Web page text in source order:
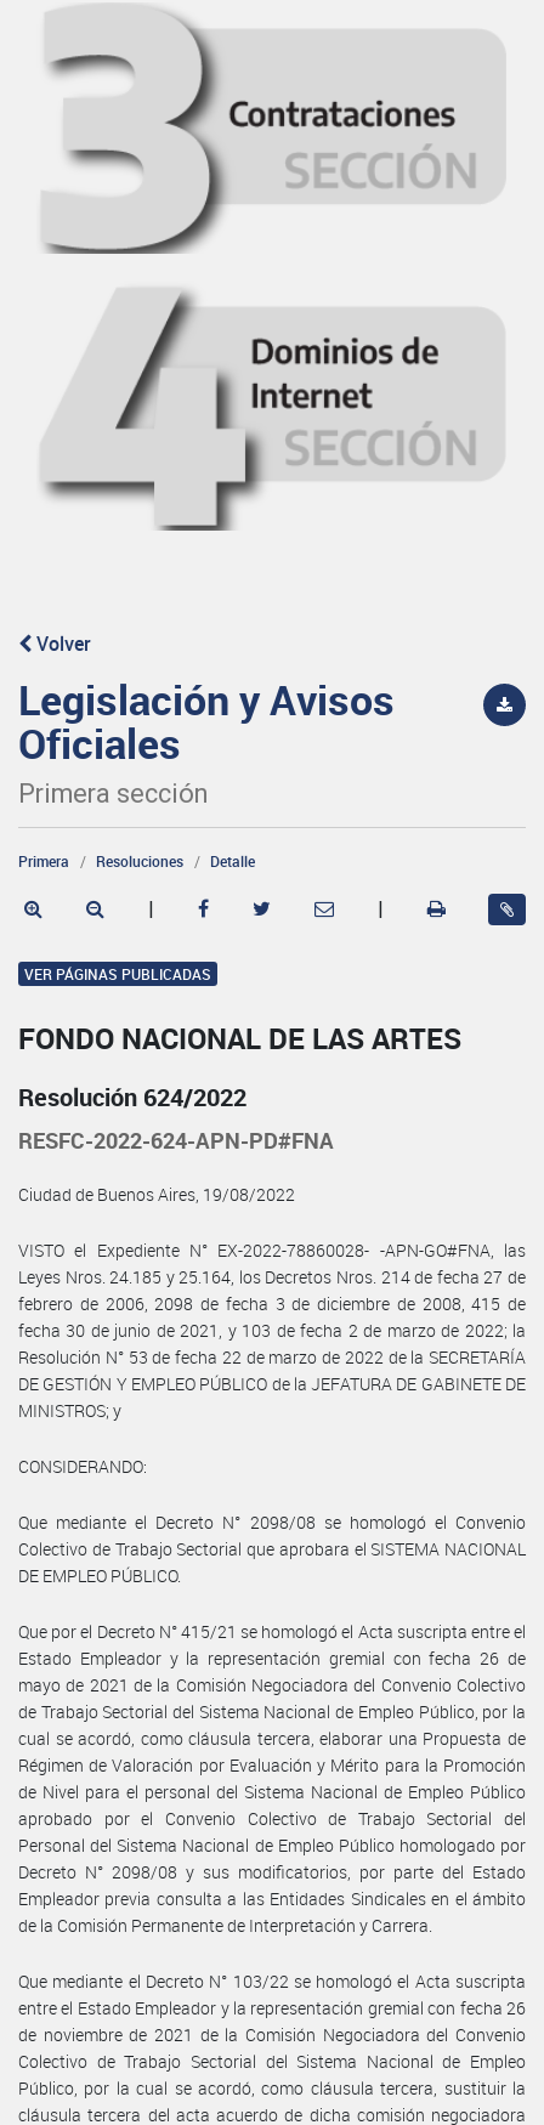
Volver
Legislación y Avisos
Oficiales
Primera sección
Primera Resoluciones Detalle
| |
VER PÁGINAS PUBLICADAS
FONDO NACIONAL DE LAS ARTES
Resolución 624/2022
RESFC-2022-624-APN-PD#FNA
Ciudad de Buenos Aires, 19/08/2022
VISTO el Expediente N° EX-2022-78860028- -APN-GO#FNA, las
Leyes Nros. 24.185 y 25.164, los Decretos Nros. 214 de fecha 27 de
febrero de 2006, 2098 de fecha 3 de diciembre de 2008, 415 de
fecha 30 de junio de 2021, y 103 de fecha 2 de marzo de 2022; la
Resolución N° 53 de fecha 22 de marzo de 2022 de la SECRETARÍA
DE GESTIÓN Y EMPLEO PÚBLICO de la JEFATURA DE GABINETE DE
MINISTROS; y
CONSIDERANDO:
Que mediante el Decreto N° 2098/08 se homologó el Convenio
Colectivo de Trabajo Sectorial que aprobara el SISTEMA NACIONAL
DE EMPLEO PÚBLICO.
Que por el Decreto N° 415/21 se homologó el Acta suscripta entre el
Estado Empleador y la representación gremial con fecha 26 de
mayo de 2021 de la Comisión Negociadora del Convenio Colectivo
de Trabajo Sectorial del Sistema Nacional de Empleo Público, por la
cual se acordó, como cláusula tercera, elaborar una Propuesta de
Régimen de Valoración por Evaluación y Mérito para la Promoción
de Nivel para el personal del Sistema Nacional de Empleo Público
aprobado por el Convenio Colectivo de Trabajo Sectorial del
Personal del Sistema Nacional de Empleo Público homologado por
Decreto N° 2098/08 y sus modificatorios, por parte del Estado
Empleador previa consulta a las Entidades Sindicales en el ámbito
de la Comisión Permanente de Interpretación y Carrera.
Que mediante el Decreto N° 103/22 se homologó el Acta suscripta
entre el Estado Empleador y la representación gremial con fecha 26
de noviembre de 2021 de la Comisión Negociadora del Convenio
Colectivo de Trabajo Sectorial del Sistema Nacional de Empleo
Público, por la cual se acordó, como cláusula tercera, sustituir la
cláusula tercera del acta acuerdo de dicha comisión negociadora